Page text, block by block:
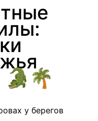
🐊🌴
у берегов